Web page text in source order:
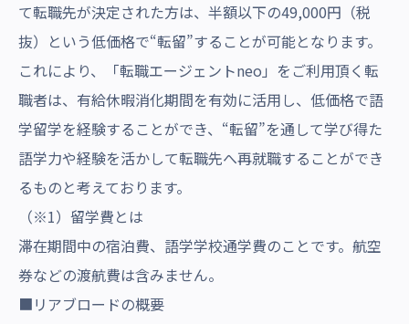
て転職先が決定された方は、半額以下の49,000円（税
抜）という低価格で“転留”することが可能となります。
これにより、「転職エージェントneo」をご利用頂く転
職者は、有給休暇消化期間を有効に活用し、低価格で語
学留学を経験することができ、“転留”を通して学び得た
語学力や経験を活かして転職先へ再就職することができ
るものと考えております。
（※1）留学費とは
滞在期間中の宿泊費、語学学校通学費のことです。航空
券などの渡航費は含みません。
■リアブロードの概要